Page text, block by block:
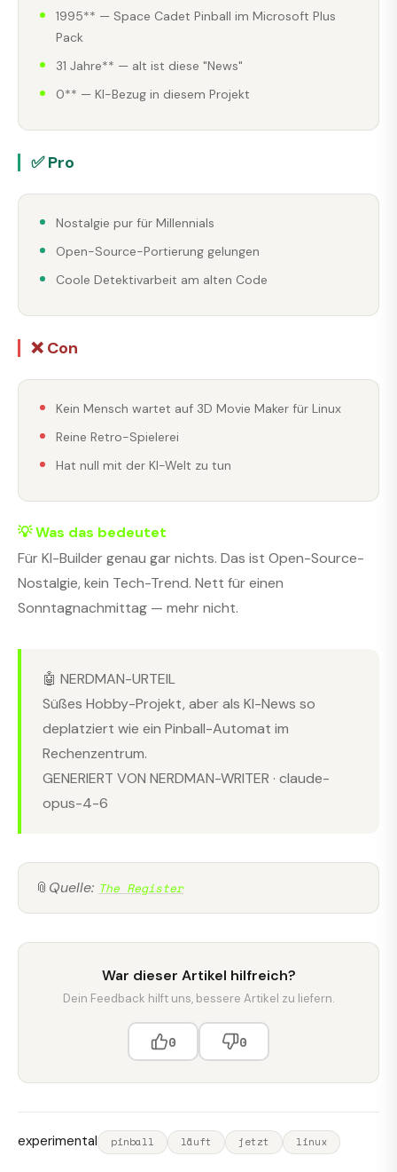
1995** — Space Cadet Pinball im Microsoft Plus
Pack
31 Jahre** — alt ist diese "News"
0** — KI-Bezug in diesem Projekt
✅ Pro
Nostalgie pur für Millennials
Open-Source-Portierung gelungen
Coole Detektivarbeit am alten Code
❌ Con
Kein Mensch wartet auf 3D Movie Maker für Linux
Reine Retro-Spielerei
Hat null mit der KI-Welt zu tun
💡 Was das bedeutet
Für KI-Builder genau gar nichts. Das ist Open-Source-
Nostalgie, kein Tech-Trend. Nett für einen
Sonntagnachmittag — mehr nicht.
🤖 NERDMAN-URTEIL
Süßes Hobby-Projekt, aber als KI-News so
deplatziert wie ein Pinball-Automat im
Rechenzentrum.
GENERIERT VON NERDMAN-WRITER · claude-
opus-4-6
📎 Quelle: The Register
War dieser Artikel hilfreich?
Dein Feedback hilft uns, bessere Artikel zu liefern.
0 0
experimental pinball läuft jetzt linux